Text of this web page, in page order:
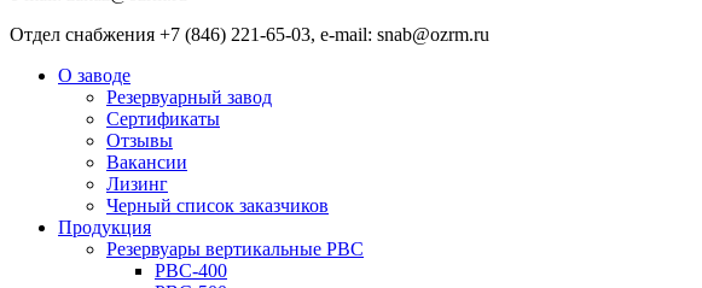
Отдел снабжения +7 (846) 221-65-03, e-mail: snab@ozrm.ru
О заводе
Резервуарный завод
Сертификаты
Отзывы
Вакансии
Лизинг
Черный список заказчиков
Продукция
Резервуары вертикальные РВС
РВС-400